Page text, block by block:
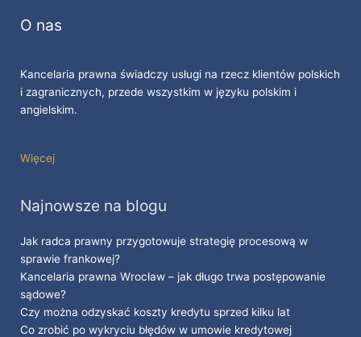
O nas
Kancelaria prawna świadczy usługi na rzecz klientów polskich
i zagranicznych, przede wszystkim w języku polskim i
angielskim.
Więcej
Najnowsze na blogu
Jak radca prawny przygotowuje strategię procesową w
sprawie frankowej?
Kancelaria prawna Wrocław – jak długo trwa postępowanie
sądowe?
Czy można odzyskać koszty kredytu sprzed kilku lat
Co zrobić po wykryciu błędów w umowie kredytowej